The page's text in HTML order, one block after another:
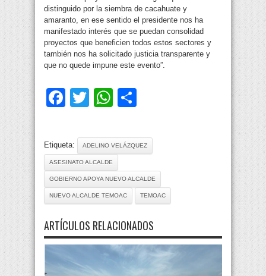
distinguido por la siembra de cacahuate y
amaranto, en ese sentido el presidente nos ha
manifestado interés que se puedan consolidad
proyectos que beneficien todos estos sectores y
también nos ha solicitado justicia transparente y
que no quede impune este evento”.
Facebook
TwitterWhatsApp
Etiqueta: ADELINO VELÁZQUEZ
ASESINATO ALCALDE
GOBIERNO APOYA NUEVO ALCALDE
NUEVO ALCALDE TEMOAC TEMOAC
ARTÍCULOS RELACIONADOS